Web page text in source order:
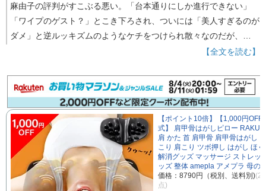
麻由子の評判がすこぶる悪い。「台本通りにしか進行できない」
「ワイプのゲスト？」とこき下ろされ、ついには「美人すぎるのが
ダメ」と逆ルッキズムのようなケチをつけられ散々なのだが、…
【全文を読む】
【ポイント10倍】【1,000円OFF
式】 肩甲骨はがしピロー
肩 かた 首 肩甲骨 肩甲骨はがし
こり 肩こり ツボ押し はがし ほ
解消グッズ マッサージ ストレッ
ッズ 整体 amepla アメプラ 母の
価格：8790円（税別、送料別)
点)